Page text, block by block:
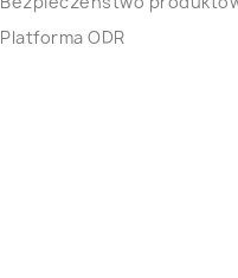
Platforma ODR